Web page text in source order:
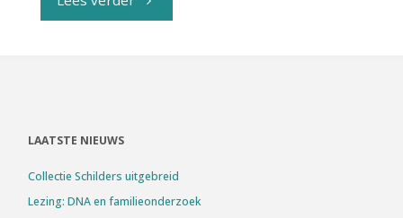
LAATSTE NIEUWS
Collectie Schilders uitgebreid
Lezing: DNA en familieonderzoek